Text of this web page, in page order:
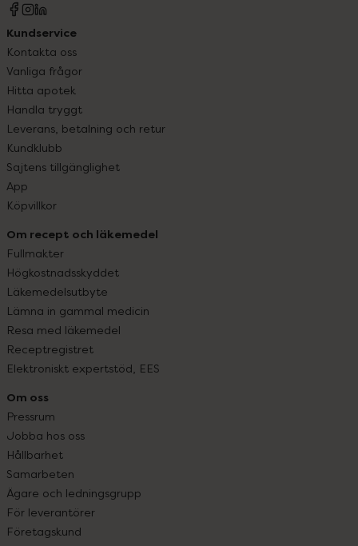
Kundservice
Kontakta oss
Vanliga frågor
Hitta apotek
Handla tryggt
Leverans, betalning och retur
Kundklubb
Sajtens tillgänglighet
App
Köpvillkor
Om recept och läkemedel
Fullmakter
Högkostnadsskyddet
Läkemedelsutbyte
Lämna in gammal medicin
Resa med läkemedel
Receptregistret
Elektroniskt expertstöd, EES
Om oss
Pressrum
Jobba hos oss
Hållbarhet
Samarbeten
Ägare och ledningsgrupp
För leverantörer
Företagskund